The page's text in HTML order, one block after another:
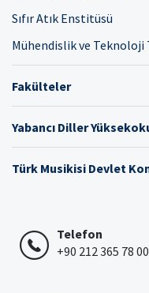
Sıfır Atık Enstitüsü
Mühendislik ve
Fakülteler
Yabancı Diller
Türk Musikisi Devlet
Telefon
+90 212 365 78